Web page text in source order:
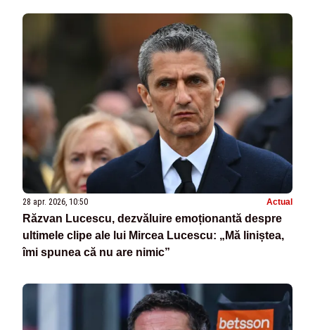
28 apr. 2026, 10:50 Actual
Răzvan Lucescu, dezvăluire emoționantă despre
ultimele clipe ale lui Mircea Lucescu: „Mă liniștea,
îmi spunea că nu are nimic”